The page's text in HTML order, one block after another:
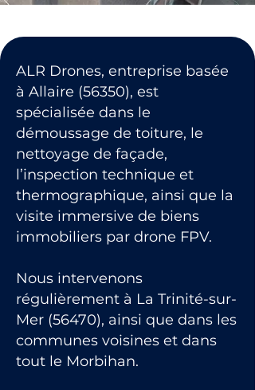
ALR Drones, entreprise basée
à Allaire (56350), est
spécialisée dans le
démoussage de toiture, le
nettoyage de façade,
l’inspection technique et
thermographique, ainsi que la
visite immersive de biens
immobiliers par drone FPV.
Nous intervenons
régulièrement à La Trinité-sur-
Mer (56470), ainsi que dans les
communes voisines et dans
tout le Morbihan.